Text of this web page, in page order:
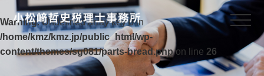
Warning: Undefined array key 0 in
/home/kmz/kmz.jp/public_html/wp-
content/themes/sg081/parts-bread.phpon line 26